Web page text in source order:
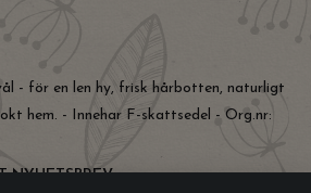
- för en len hy, frisk hårbotten, naturligt
hem. - Innehar F-skattsedel - Org.nr:
NYHETSBREV